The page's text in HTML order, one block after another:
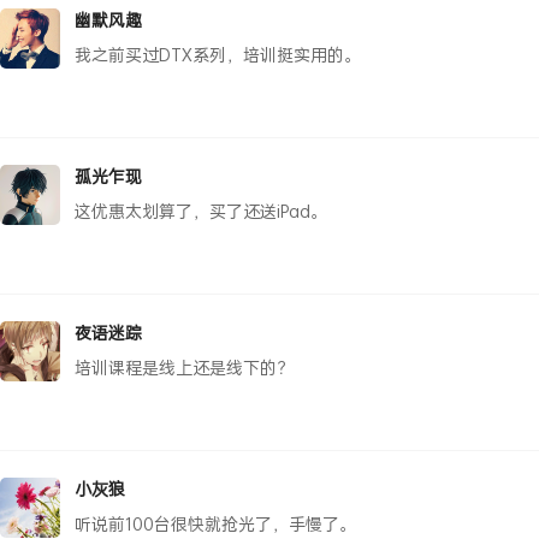
幽默风趣
我之前买过DTX系列，培训挺实用的。
孤光乍现
这优惠太划算了，买了还送iPad。
夜语迷踪
培训课程是线上还是线下的？
小灰狼
听说前100台很快就抢光了，手慢了。